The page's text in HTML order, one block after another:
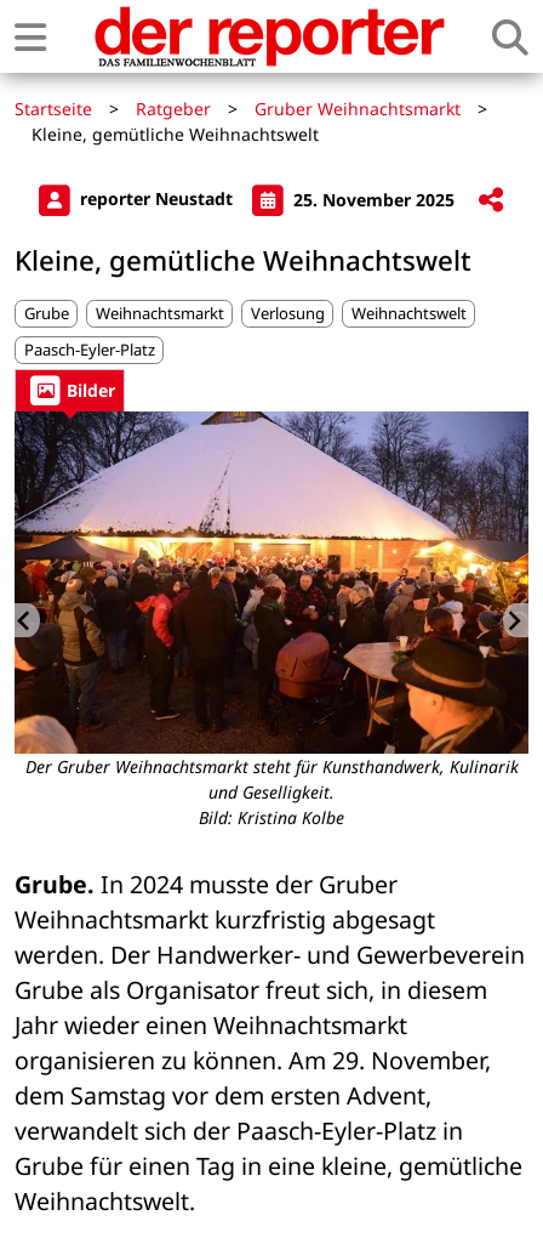
Startseite > Ratgeber > Gruber Weihnachtsmarkt
>
Kleine, gemütliche Weihnachtswelt
reporter Neustadt 25. November 2025
Kleine, gemütliche Weihnachtswelt
Grube Weihnachtsmarkt Verlosung
Weihnachtswelt
Paasch-Eyler-Platz
Bilder
Der Gruber Weihnachtsmarkt steht für Kunsthandwerk, Kulinarik
und Geselligkeit.
Bild: Kristina Kolbe
Grube. In 2024 musste der Gruber
Weihnachtsmarkt kurzfristig abgesagt
werden. Der Handwerker- und Gewerbeverein
Grube als Organisator freut sich, in diesem
Jahr wieder einen Weihnachtsmarkt
organisieren zu können. Am 29. November,
dem Samstag vor dem ersten Advent,
verwandelt sich der Paasch-Eyler-Platz in
Grube für einen Tag in eine kleine, gemütliche
Weihnachtswelt.